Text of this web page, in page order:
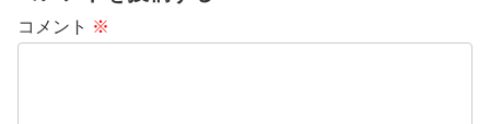
コメント ※